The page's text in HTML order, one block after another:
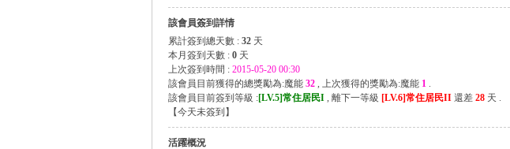
該會員簽到詳情
累計簽到總天數 : 32 天
本月簽到天數 : 0 天
上次簽到時間 : 2015-05-20 00:30
該會員目前獲得的總獎勵為:魔能 32 , 上次獲得的獎勵為:魔能 1 .
該會員目前簽到等級 :[LV.5]常住居民I , 離下一等級 [LV.6]常住居民II 還差 28 天 .
【今天未簽到 】
活躍概況